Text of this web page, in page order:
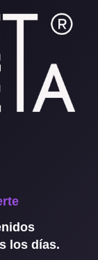
los días.